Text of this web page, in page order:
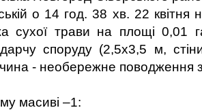
о 14 год. 38 хв. 22 квітня
сухої трави на площі 0,01
споруду (2,5х3,5 м,
- необережне поводження
масиві –1: